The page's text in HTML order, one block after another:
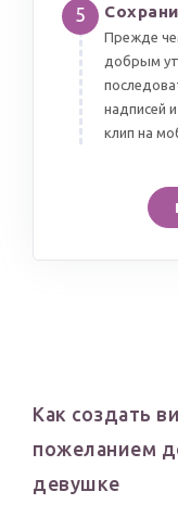
5
Прежде
добрым
надписей
клип на
Как создать
пожеланием
девушке